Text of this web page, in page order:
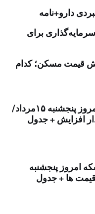
دارو+نامه
برای
قیمت مسکن؛ کدام
قیمت طلا و سکه امروز پنجشنبه ۱۵مرداد/
افزایش + جدول
امروز پنجشنبه